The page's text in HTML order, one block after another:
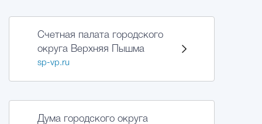
Счетная палата городского
округа Верхняя Пышма
sp-vp.ru
Дума городского округа